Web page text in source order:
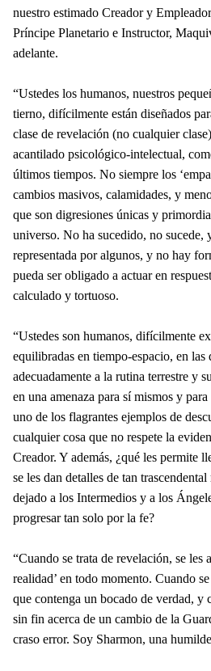
nuestro estimado Creador y
Príncipe Planetario e Instructor,
adelante.
“Ustedes los humanos, nuestros
tierno, difícilmente están diseñados
clase de revelación (no cualquier
acantilado psicológico-intelectual,
últimos tiempos. No siempre los
cambios masivos, calamidades, y
que son digresiones únicas y
universo. No ha sucedido, no sucede,
representada por algunos, y no hay
pueda ser obligado a actuar en
calculado y tortuoso.
“Ustedes son humanos, difícilmente
equilibradas en tiempo-espacio, en las
adecuadamente a la rutina terrestre y
en una amenaza para sí mismos y
uno de los flagrantes ejemplos de
cualquier cosa que no respete la
Creador. Y además, ¿qué les permite
se les dan detalles de tan
dejado a los Intermedios y a los
progresar tan solo por la fe?
“Cuando se trata de revelación, se les
realidad’ en todo momento. Cuando
que contenga un bocado de verdad, y
sin fin acerca de un cambio de la
craso error. Soy Sharmon, una